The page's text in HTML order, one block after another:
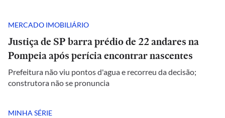
MERCADO IMOBILIÁRIO
Justiça de SP barra prédio de 22 andares na
Pompeia após perícia encontrar nascentes
Prefeitura não viu pontos d'agua e recorreu da decisão;
construtora não se pronuncia
MINHA SÉRIE